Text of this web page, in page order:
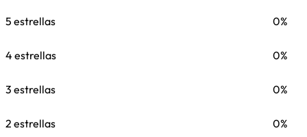
5 estrellas 0%
4 estrellas 0%
3 estrellas 0%
2 estrellas 0%